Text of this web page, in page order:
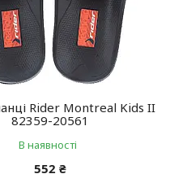
Rider Montreal Kids II
82359-20561
В наявності
552 ₴